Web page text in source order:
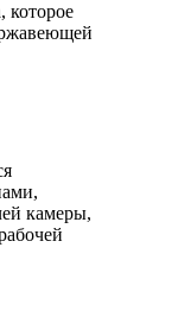
которое
камеры,